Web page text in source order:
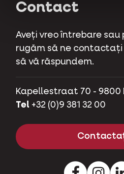
Contact
Aveți vreo întrebare sau
rugăm să ne contactați
să vă răspundem.
Kapellestraat 70 - 9800
Tel +32 (0)9 381 32 00
Facebook